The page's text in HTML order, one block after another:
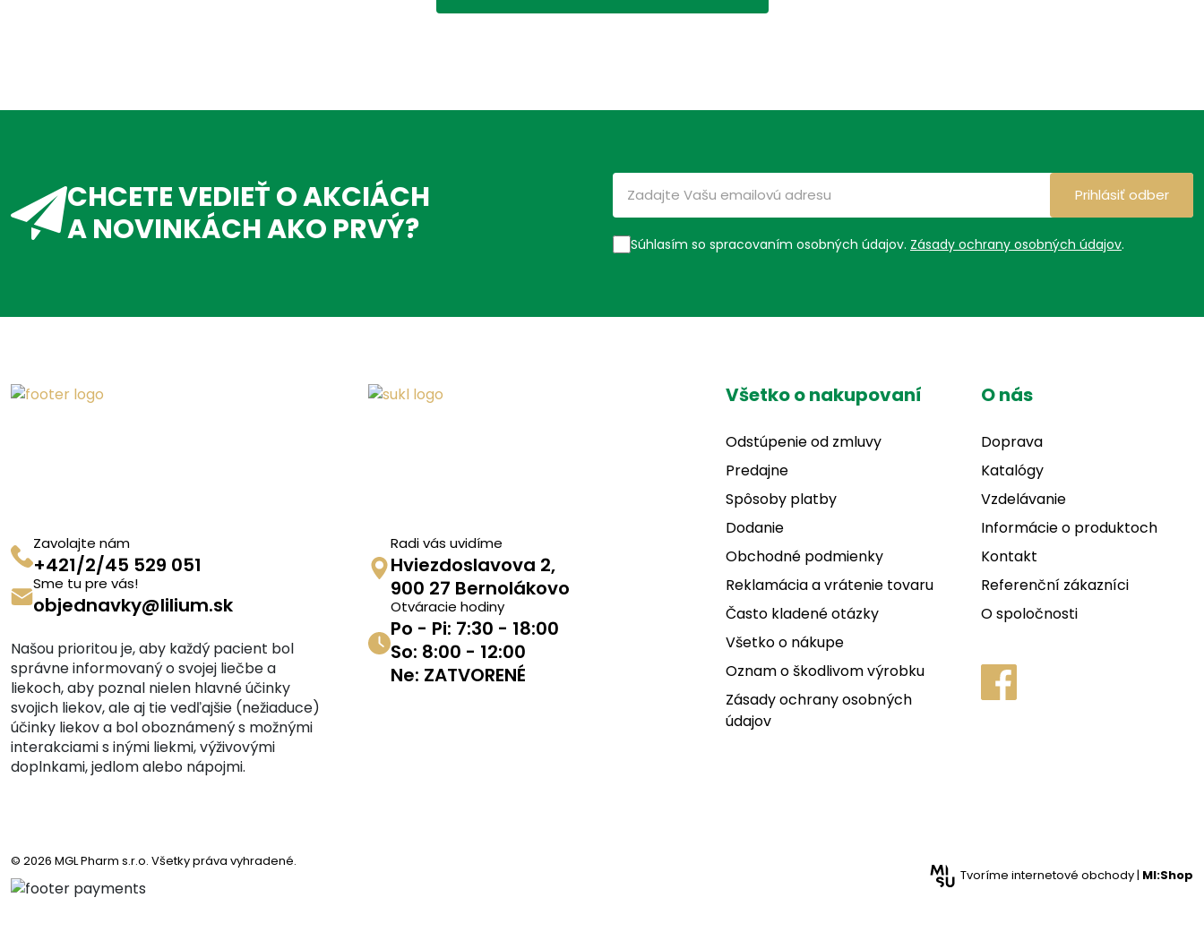
CHCETE VEDIEŤ O AKCIÁCH
A NOVINKÁCH AKO PRVÝ?
Súhlasím so spracovaním osobných údajov. Zásady ochrany osobných údajov.
Prihlásiť odber
Zavolajte nám
+421/2/45 529 051
Sme tu pre vás!
objednavky@lilium.sk
Našou prioritou je, aby každý pacient bol
správne informovaný o svojej liečbe a
liekoch, aby poznal nielen hlavné účinky
svojich liekov, ale aj tie vedľajšie (nežiaduce)
účinky liekov a bol oboznámený s možnými
interakciami s inými liekmi, výživovými
doplnkami, jedlom alebo nápojmi.
Radi vás uvidíme
Hviezdoslavova 2,
900 27 Bernolákovo
Otváracie hodiny
Po - Pi: 7:30 - 18:00
So: 8:00 - 12:00
Ne: ZATVORENÉ
Všetko o nakupovaní
Odstúpenie od zmluvy
Predajne
Spôsoby platby
Dodanie
Obchodné podmienky
Reklamácia a vrátenie tovaru
Často kladené otázky
Všetko o nákupe
Oznam o škodlivom výrobku
Zásady ochrany osobných
údajov
O nás
Doprava
Katalógy
Vzdelávanie
Informácie o produktoch
Kontakt
Referenční zákazníci
O spoločnosti
© 2026 MGL Pharm s.r.o. Všetky práva vyhradené.
Tvoríme internetové obchody | MI:Shop